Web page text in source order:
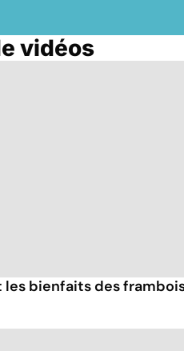
vidéos
les bienfaits des